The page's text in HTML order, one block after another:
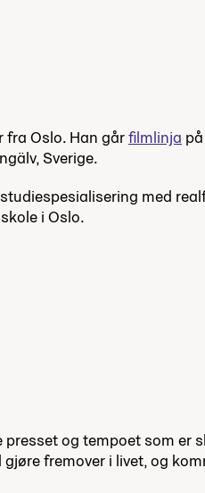
fra Oslo. Han gårfilmlinja på
Sverige.
med
i Oslo.
og tempoet som er
fremover i livet, og